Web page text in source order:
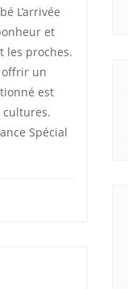
L’arrivée
et
les proches.
offrir un
est
Spécial